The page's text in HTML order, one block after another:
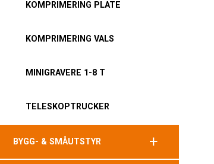
KOMPRIMERING PLATE
KOMPRIMERING VALS
MINIGRAVERE 1-8 T
TELESKOPTRUCKER
BYGG- & SMÅUTSTYR +